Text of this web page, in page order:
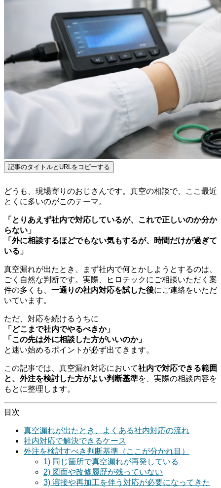
記事のタイトルとURLをコピーする
どうも、現場寄りのおじさんです。真空の相談で、ここ最近
とくに多いのがこのテーマ。
「とりあえず社内で対応しているが、これで正しいのか分か
らない」
「外に相談するほどでもない気もするが、時間だけが過ぎて
いる」
真空漏れが出たとき、まず社内で何とかしようとするのは、
ごく自然な判断です。実際、ヒロテックにご相談いただく案
件の多くも、 一通りの社内対応を試した後にご連絡をいただ
いています。
ただ、対応を続けるうちに
「どこまで社内でやるべきか」
「この先は外に相談した方がいいのか」
と迷い始めるポイントが必ず出てきます。
この記事では、真空漏れ対応において社内で対応できる範囲
と、外注を検討した方がよい判断基準を、実際の相談内容を
もとに整理します。
目次
真空漏れが出たとき、よくある社内対応の流れ
社内対応で解決できるケース
外注を検討すべき判断基準（ここが分かれ目）
1) 同じ箇所で真空漏れが再発している
2) 図面や改修履歴が残っていない
3) 溶接や再加工を伴う対応が必要になってきた